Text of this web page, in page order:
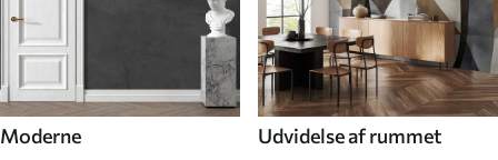
Moderne Udvidelse af rummet